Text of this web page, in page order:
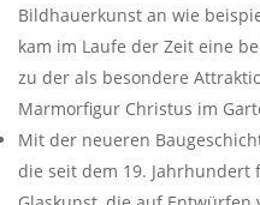
Bildhauerkunst an wie
kam im Laufe der Zeit eine
zu der als besondere
Marmorfigur Christus im
Mit der neueren
die seit dem 19. Jahrhundert